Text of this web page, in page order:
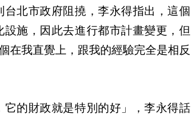
北市政府阻撓，李永得指出，這個
施，因此去進行都市計畫變更，但
在我直覺上，跟我的經驗完全是相反
它的財政就是特別的好」，李永得話